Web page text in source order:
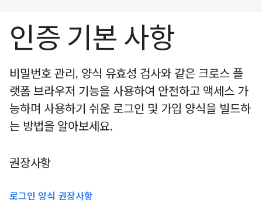
인증 기본 사항
비밀번호 관리, 양식 유효성 검사와 같은 크로스 플
랫폼 브라우저 기능을 사용하여 안전하고 액세스 가
능하며 사용하기 쉬운 로그인 및 가입 양식을 빌드하
는 방법을 알아보세요.
권장사항
로그인 양식 권장사항